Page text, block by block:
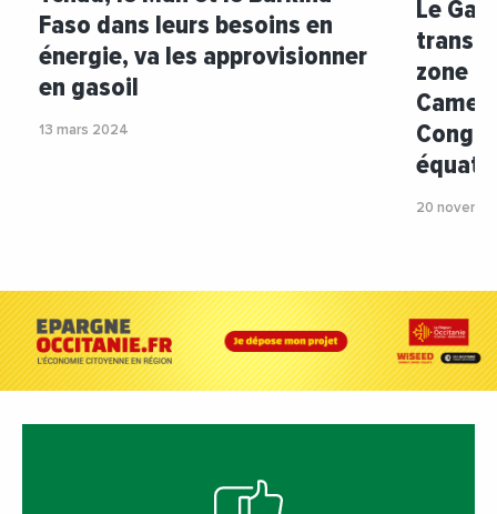
Faso dans leurs besoins en
énergie, va les approvisionner
en gasoil
13 mars 2024
Le
zone
20